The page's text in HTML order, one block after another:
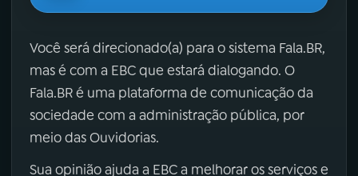
Você será direcionado(a) para o sistema Fala.BR,
mas é com a EBC que estará dialogando. O
Fala.BR é uma plataforma de comunicação da
sociedade com a administração pública, por
meio das Ouvidorias.
Sua opinião ajuda a EBC a melhorar os serviços e